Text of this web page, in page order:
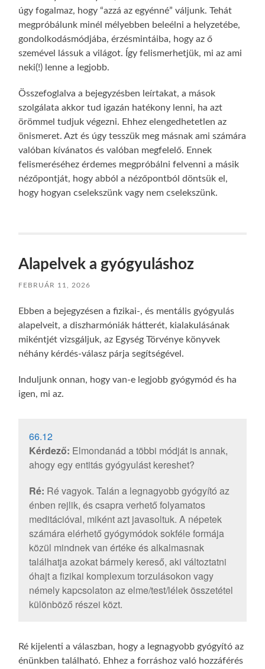
úgy fogalmaz, hogy “azzá az egyénné” váljunk. Tehát
megpróbálunk minél mélyebben beleélni a helyzetébe,
gondolkodásmódjába, érzésmintáiba, hogy az ő
szemével lássuk a világot. Így felismerhetjük, mi az ami
neki(!) lenne a legjobb.
Összefoglalva a bejegyzésben leírtakat, a mások
szolgálata akkor tud igazán hatékony lenni, ha azt
örömmel tudjuk végezni. Ehhez elengedhetetlen az
önismeret. Azt és úgy tesszük meg másnak ami számára
valóban kívánatos és valóban megfelelő. Ennek
felismeréséhez érdemes megpróbálni felvenni a másik
nézőpontját, hogy abból a nézőpontból döntsük el,
hogy hogyan cselekszünk vagy nem cselekszünk.
Alapelvek a gyógyuláshoz
FEBRUÁR 11, 2026
Ebben a bejegyzésen a fizikai-, és mentális gyógyulás
alapelveit, a diszharmóniák hátterét, kialakulásának
mikéntjét vizsgáljuk, az Egység Törvénye könyvek
néhány kérdés-válasz párja segítségével.
Induljunk onnan, hogy van-e legjobb gyógymód és ha
igen, mi az.
66.12
Kérdező: Elmondanád a többi módját is annak,
ahogy egy entitás gyógyulást kereshet?
Ré: Ré vagyok. Talán a legnagyobb gyógyító az
énben rejlik, és csapra verhető folyamatos
meditációval, miként azt javasoltuk. A népetek
számára elérhető gyógymódok sokféle formája
közül mindnek van értéke és alkalmasnak
találhatja azokat bármely kereső, aki változtatni
óhajt a fizikai komplexum torzulásokon vagy
némely kapcsolaton az elme/test/lélek összetétel
különböző részei közt.
Ré kijelenti a válaszban, hogy a legnagyobb gyógyító az
énünkben található. Ehhez a forráshoz való hozzáférés